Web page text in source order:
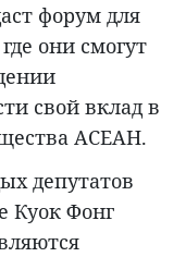
форум для
они смогут
свой вклад в
АСЕАН.
депутатов
Куок Фонг